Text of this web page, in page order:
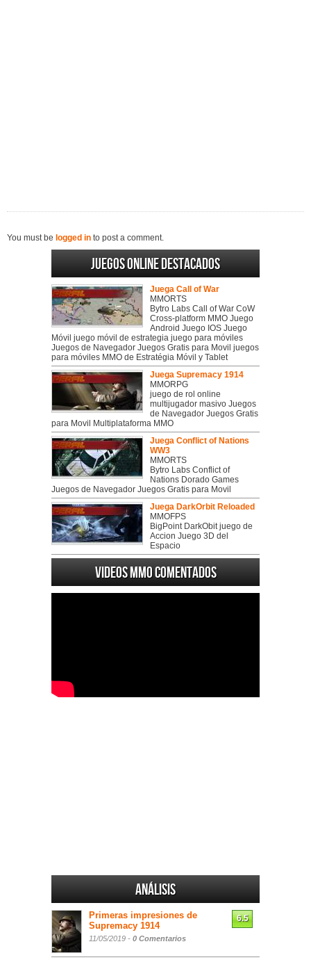
You must be logged in to post a comment.
Juegos online destacados
Juega Call of War
MMORTS
Bytro Labs Call of War CoW
Cross-platform MMO Juego
Android Juego IOS Juego
Móvil juego móvil de estrategia juego para móviles
Juegos de Navegador Juegos Gratis para Movil juegos
para móviles MMO de Estratégia Móvil y Tablet
Juega Supremacy 1914
MMORPG
juego de rol online
multijugador masivo Juegos
de Navegador Juegos Gratis
para Movil Multiplataforma MMO
Juega Conflict of Nations
WW3
MMORTS
Bytro Labs Conflict of
Nations Dorado Games
Juegos de Navegador Juegos Gratis para Movil
Juega DarkOrbit Reloaded
MMOFPS
BigPoint DarkObit juego de
Accion Juego 3D del
Espacio
Videos MMO Comentados
Análisis
Primeras impresiones de
Supremacy 1914
11/05/2019 - 0 Comentarios
6.5